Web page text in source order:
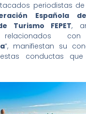
periodistas
Española
Turismo FEPET,
relacionados
”, manifiestan su
conductas que